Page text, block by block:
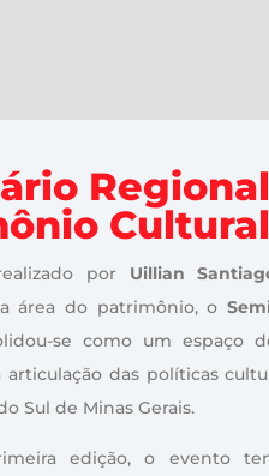
Cultural
por Uillian
área do patrimônio, o
se como um espaço
articulação das políticas
Sul de Minas Gerais.
edição, o evento